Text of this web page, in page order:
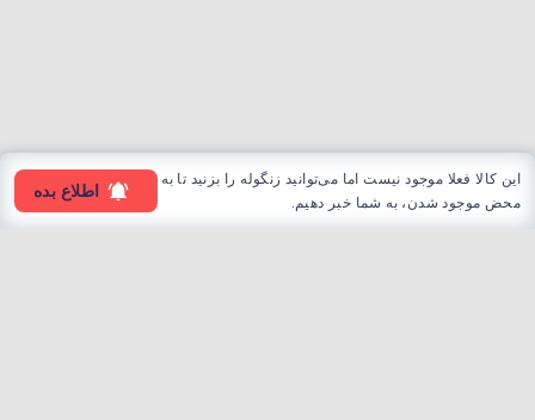
این کالا فعلا موجود نیست اما می‌توانید زنگوله را بزنید تا به
محض موجود شدن، به شما خبر دهیم.
اطلاع بده